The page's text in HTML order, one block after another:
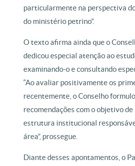
particularmente na perspectiva
do ministério petrino”.
O texto afirma ainda que o
dedicou especial atenção ao
examinando-o e consultando
“Ao avaliar positivamente os
recentemente, o Conselho
recomendações com o objetivo
estrutura institucional
área”, prossegue.
Diante desses apontamentos, o